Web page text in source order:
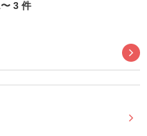
3 件